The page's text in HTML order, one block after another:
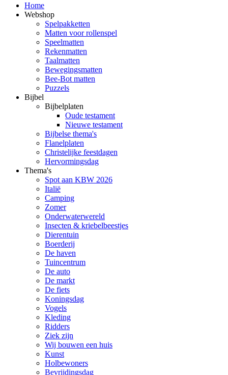
Home
Webshop
Spelpakketten
Matten voor rollenspel
Speelmatten
Rekenmatten
Taalmatten
Bewegingsmatten
Bee-Bot matten
Puzzels
Bijbel
Bijbelplaten
Oude testament
Nieuwe testament
Bijbelse thema's
Flanelplaten
Christelijke feestdagen
Hervormingsdag
Thema's
Spot aan KBW 2026
Italië
Camping
Zomer
Onderwaterwereld
Insecten & kriebelbeestjes
Dierentuin
Boerderij
De haven
Tuincentrum
De auto
De markt
De fiets
Koningsdag
Vogels
Kleding
Ridders
Ziek zijn
Wij bouwen een huis
Kunst
Holbewoners
Bevrijdingsdag